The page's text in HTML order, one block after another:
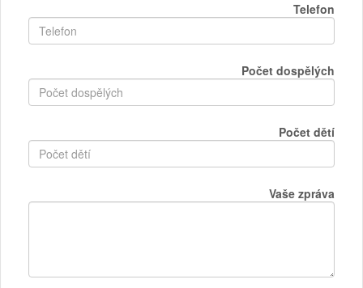
Telefon
Počet dospělých
Počet dětí
Vaše zpráva